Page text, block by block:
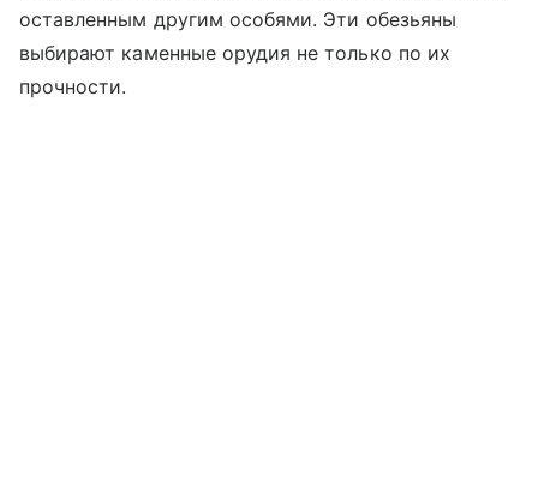
оставленным другим особями. Эти обезьяны
выбирают каменные орудия не только по их
прочности.